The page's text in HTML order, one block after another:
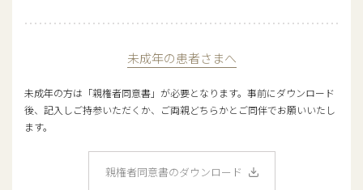
未成年の患者さまへ
未成年の方は「親権者同意書」が必要となります。事前にダウンロード
後、記入しご持参いただくか、ご両親どちらかとご同伴でお願いいたし
ます。
親権者同意書のダウンロード